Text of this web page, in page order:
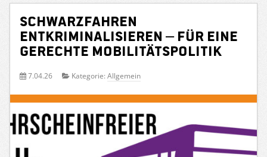
Schwarzfahren
entkriminalisieren – für eine
gerechte Mobilitätspolitik
7.04.26 Kategorie: Allgemein